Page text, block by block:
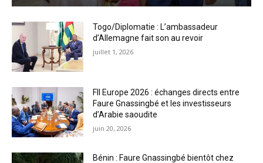
Togo/Diplomatie : L’ambassadeur
d’Allemagne fait son au revoir
juillet 1, 2026
FII Europe 2026 : échanges directs entre
Faure Gnassingbé et les investisseurs
d’Arabie saoudite
juin 20, 2026
Bénin : Faure Gnassingbé bientôt chez